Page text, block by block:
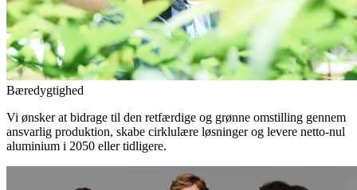
Bæredygtighed
Vi ønsker at bidrage til den retfærdige og grønne omstilling gennem
ansvarlig produktion, skabe cirklulære løsninger og levere netto-nul
aluminium i 2050 eller tidligere.